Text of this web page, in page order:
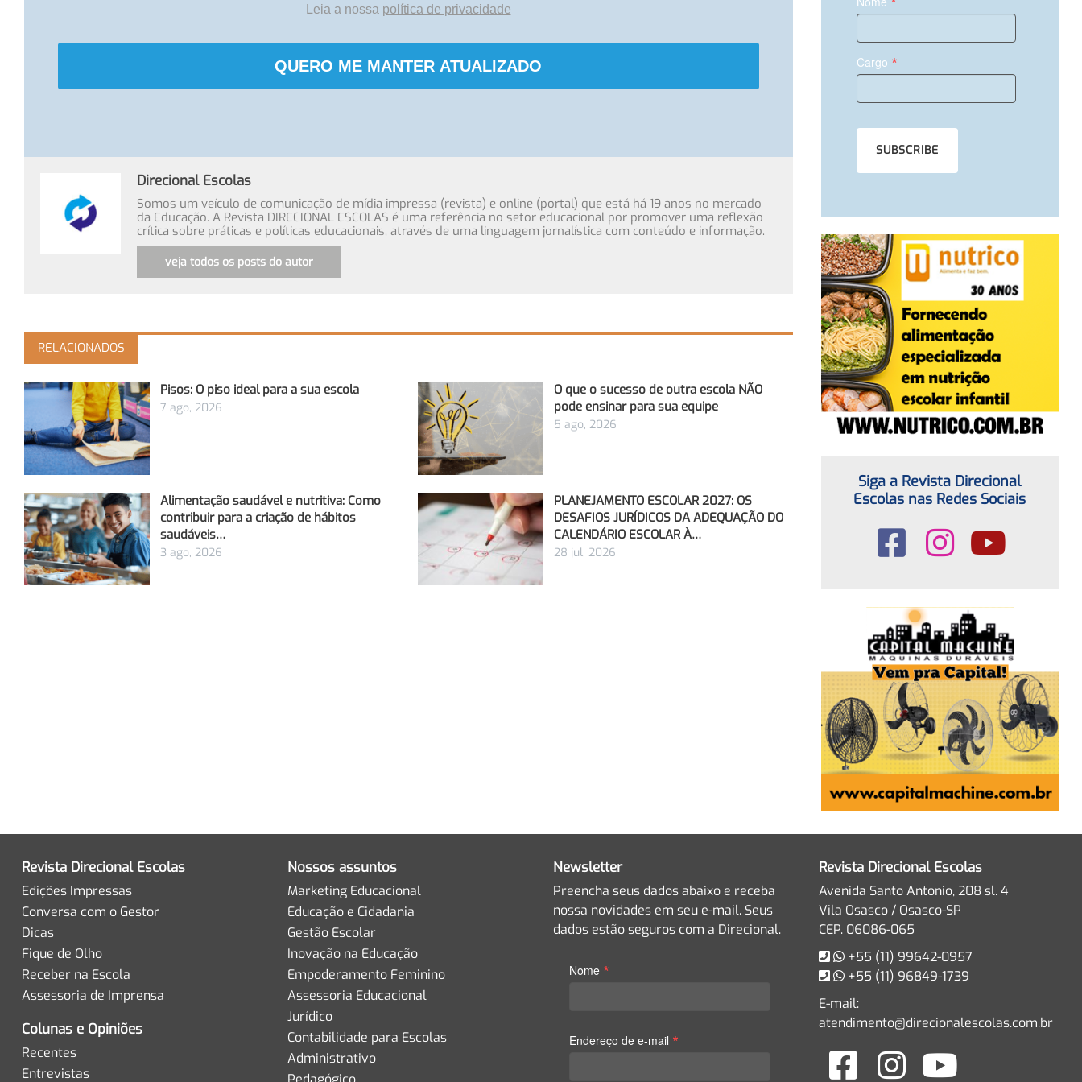
Leia a nossa política de privacidade
QUERO ME MANTER ATUALIZADO
Direcional Escolas
Somos um veículo de comunicação de mídia impressa (revista) e online (portal) que está há 19 anos no mercado
da Educação. A Revista DIRECIONAL ESCOLAS é uma referência no setor educacional por promover uma reflexão
crítica sobre práticas e políticas educacionais, através de uma linguagem jornalística com conteúdo e informação.
veja todos os posts do autor
RELACIONADOS
Pisos: O piso ideal para a sua escola
7 ago, 2026
O que o sucesso de outra escola NÃO
pode ensinar para sua equipe
5 ago, 2026
Alimentação saudável e nutritiva: Como
contribuir para a criação de hábitos
saudáveis…
3 ago, 2026
PLANEJAMENTO ESCOLAR 2027: OS
DESAFIOS JURÍDICOS DA ADEQUAÇÃO DO
CALENDÁRIO ESCOLAR À…
28 jul, 2026
Cargo *
Siga a Revista Direcional
Escolas nas Redes Sociais
Revista Direcional Escolas
Edições Impressas
Conversa com o Gestor
Dicas
Fique de Olho
Receber na Escola
Assessoria de Imprensa
Colunas e Opiniões
Recentes
Entrevistas
Nossos assuntos
Marketing Educacional
Educação e Cidadania
Gestão Escolar
Inovação na Educação
Empoderamento Feminino
Assessoria Educacional
Jurídico
Contabilidade para Escolas
Administrativo
Newsletter
Preencha seus dados abaixo e receba
nossa novidades em seu e-mail. Seus
dados estão seguros com a Direcional.
Nome *
Endereço de e-mail *
Revista Direcional Escolas
Avenida Santo Antonio, 208 sl. 4
Vila Osasco / Osasco-SP
CEP. 06086-065
+55 (11) 99642-0957
+55 (11) 96849-1739
E-mail:
atendimento@direcionalescolas.com.br